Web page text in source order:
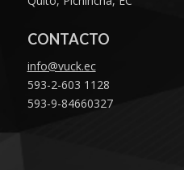
CONTACTO
info@vuck.ec
593-2-603 1128
593-9-84660327